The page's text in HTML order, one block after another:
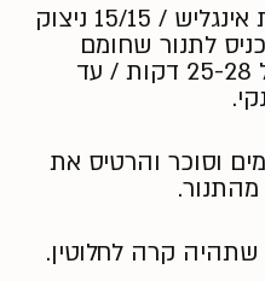
נמרח נטורינה בתבנית אינגליש / 15/15 ניצוק
לתנור שחומם
מראש ל 165 מעלות ל 25-28 דקות / עד
וסוכר והרטיס את
קרה לחלוטין.